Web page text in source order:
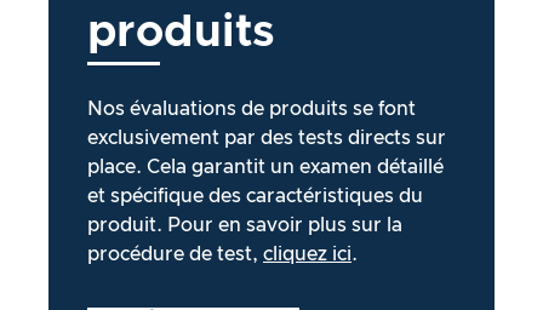
produits
Nos évaluations de produits se font
exclusivement par des tests directs sur
place. Cela garantit un examen détaillé
et spécifique des caractéristiques du
produit. Pour en savoir plus sur la
procédure de test, cliquez ici.